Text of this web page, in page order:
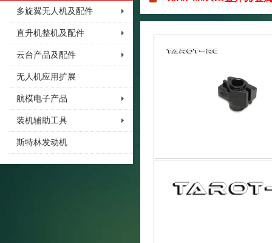
多旋翼无人机及配件
直升机整机及配件
云台产品及配件
无人机应用扩展
航模电子产品
装机辅助工具
斯特林发动机